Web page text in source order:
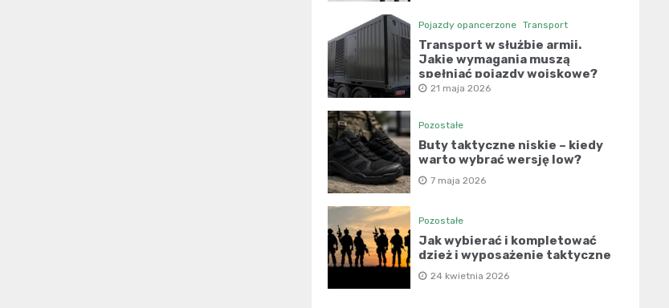
Pojazdy opancerzone Transport
Transport w służbie armii.
Jakie wymagania muszą
spełniać pojazdy wojskowe?
21 maja 2026
Pozostałe
Buty taktyczne niskie – kiedy
warto wybrać wersję low?
7 maja 2026
Pozostałe
Jak wybierać i kompletować
dzież i wyposażenie taktyczne
24 kwietnia 2026